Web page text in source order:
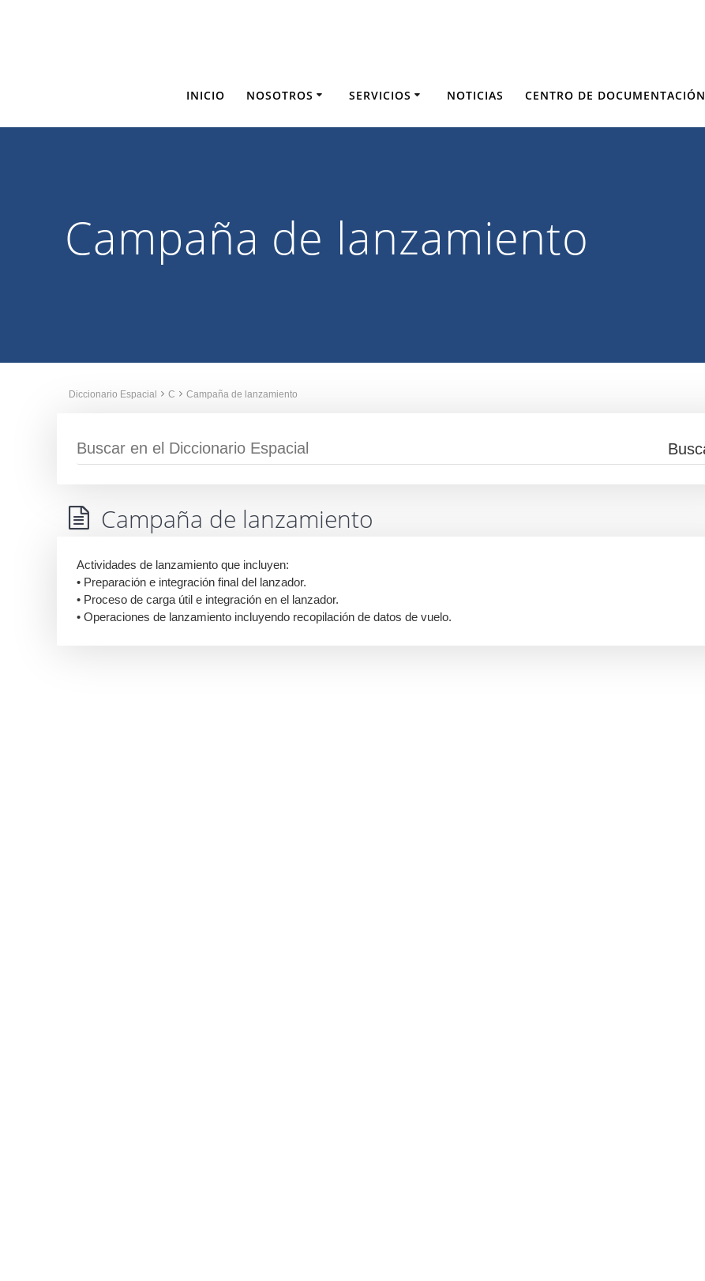
INICIO NOSOTROS SERVICIOS NOTICIAS CENTRO DE DOCUMENTACIÓN
Campaña de lanzamiento
Diccionario Espacial C Campaña de lanzamiento
Campaña de lanzamiento
Actividades de lanzamiento que incluyen:
• Preparación e integración final del lanzador.
• Proceso de carga útil e integración en el lanzador.
• Operaciones de lanzamiento incluyendo recopilación de datos de vuelo.